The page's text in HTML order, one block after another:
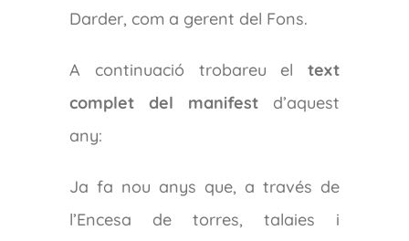
Darder, com a gerent del Fons.
A continuació trobareu el text
complet del manifestd’aquest
any:
Ja fa nou anys que, a través de
l’Encesa de torres, talaies i